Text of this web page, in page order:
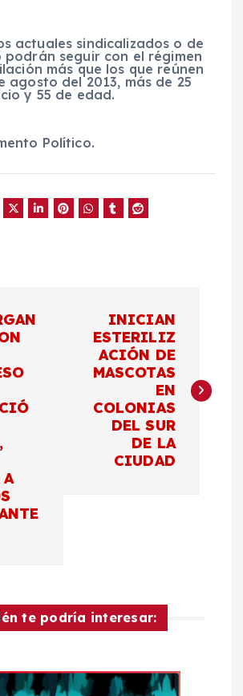
actuales sindicalizados o de
podrán seguir con el régimen
más que los que reúnen
agosto del 2013, más de 25
y 55 de edad.
Político.
A
INICIAN
ESTERILIZ
ACIÓN DE
MASCOTAS
EN
COLONIAS
DEL SUR
DE LA
CIUDAD
te podría interesar: